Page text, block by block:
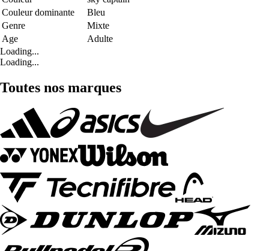
Couleur dominante
Bleu
Genre
Mixte
Age
Adulte
Loading...
Loading...
Toutes nos marques